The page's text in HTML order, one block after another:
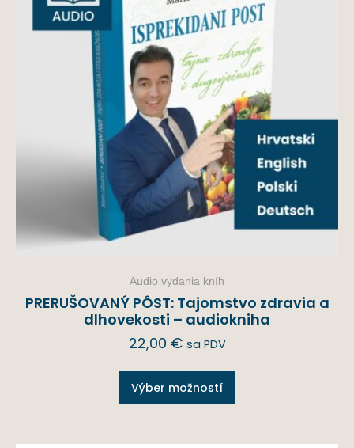
Audio vydania kníh
PRERUŠOVANÝ PÔST: Tajomstvo zdravia a
dlhovekosti – audiokniha
22,00 € sa PDV
Výber možností